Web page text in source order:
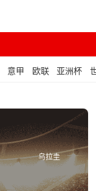
意甲 欧联 亚洲杯
乌拉圭